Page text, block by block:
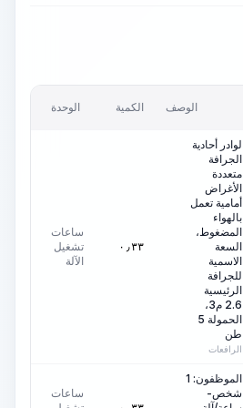
الوصف الكمية الوحدة
لوادر أحادية
الجرافة
متعددة
الأغراض
أمامية تعمل
بالهواء
المضغوط،
السعة
الاسمية
للجرافة
الرئيسية
2.6 م3،
الحمولة 5
طن
الرافعات
٠٫٣٣
ساعات
تشغيل
الآلة
الموظفون: 1
شخص-
ساعات